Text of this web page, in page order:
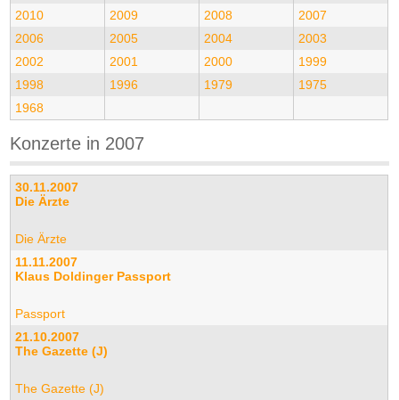
2010
2009 2008
2007
2006
2005 2004
2003
2002
2001 2000
1999
1998
1996 1979
1975
1968
Konzerte in 2007
30.11.2007
Die Ärzte
Die Ärzte
11.11.2007
Klaus Doldinger Passport
Passport
21.10.2007
The Gazette (J)
The Gazette (J)